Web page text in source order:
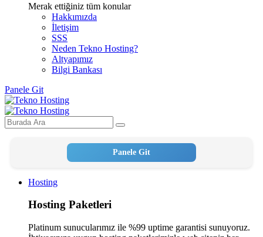
Merak ettiğiniz tüm konular
Hakkımızda
İletişim
SSS
Neden Tekno Hosting?
Altyapımız
Bilgi Bankası
Panele Git
Panele Git
Hosting
Hosting Paketleri
Platinum sunucularımız ile %99 uptime garantisi sunuyoruz.